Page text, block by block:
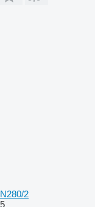
N280/2
5